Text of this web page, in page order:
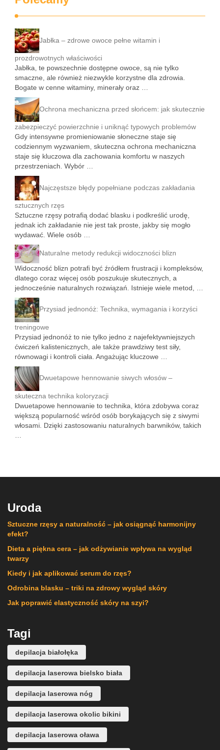
Jabłka – zdrowe owoce pełne witamin i
prozdrowotnych właściwości
Jabłka, te powszechnie dostępne owoce, są nie tylko
smaczne, ale również niezwykle korzystne dla zdrowia.
Bogate w cenne witaminy, minerały oraz …
Ochrona mechaniczna przed słońcem: jak skutecznie
zabezpieczyć powierzchnie i uniknąć typowych problemów
Gdy intensywne promieniowanie słoneczne staje się
codziennym wyzwaniem, skuteczna ochrona mechaniczna
staje się kluczowa dla zachowania komfortu w naszych
przestrzeniach. Wybór …
Najczęstsze błędy popełniane podczas zakładania
sztucznych rzęs
Sztuczne rzęsy potrafią dodać blasku i podkreślić urodę,
jednak ich zakładanie nie jest tak proste, jakby się mogło
wydawać. Wiele osób …
Naturalne metody redukcji widoczności blizn
Widoczność blizn potrafi być źródłem frustracji i kompleksów,
dlatego coraz więcej osób poszukuje skutecznych, a
jednocześnie naturalnych rozwiązań. Istnieje wiele metod, …
Przysiad jednonóż: Technika, wymagania i korzyści
treningowe
Przysiad jednonóż to nie tylko jedno z najefektywniejszych
ćwiczeń kalistenicznych, ale także prawdziwy test siły,
równowagi i kontroli ciała. Angażując kluczowe …
Dwuetapowe hennowanie siwych włosów –
skuteczna technika koloryzacji
Dwuetapowe hennowanie to technika, która zdobywa coraz
większą popularność wśród osób borykających się z siwymi
włosami. Dzięki zastosowaniu naturalnych barwników, takich
Uroda
Sztuczne rzęsy a naturalność – jak osiągnąć harmonijny
efekt?
Dieta a piękna cera – jak odżywianie wpływa na wygląd
twarzy
Kiedy i jak aplikować serum do rzęs?
Odrobina blasku – triki na zdrowy wygląd skóry
Jak poprawić elastyczność skóry na szyi?
Tagi
depilacja białołęka
depilacja laserowa bielsko biała
depilacja laserowa nóg
depilacja laserowa okolic bikini
depilacja laserowa oława